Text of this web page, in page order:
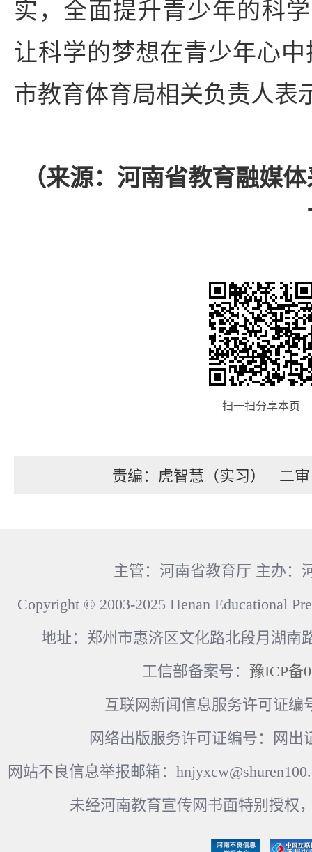
实，全面提升青少年的科
让科学的梦想在青少年心
市教育体育局相关负责人表
（来源：河南省教育融媒
扫一扫分享本页
责编：虎智慧（实习） 二
主管：河南省教育厅 主办：
Copyright © 2003-2025 Henan Educational
地址：郑州市惠济区文化路北段月湖南
工信部备案号： 豫ICP备
互联网新闻信息服务许可证编
网络出版服务许可证编号：网出
网站不良信息举报邮箱：
未经河南教育宣传网书面特别授权